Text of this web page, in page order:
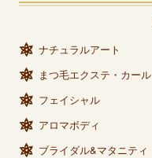
ナチュラルアート
まつ毛エクステ・カール
フェイシャル
アロマボディ
ブライダル&マタニティ